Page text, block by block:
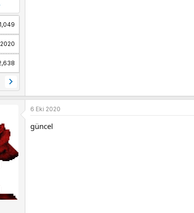
1,049
6 Eki 2020
güncel